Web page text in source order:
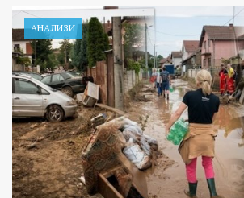
АНАЛИЗИ